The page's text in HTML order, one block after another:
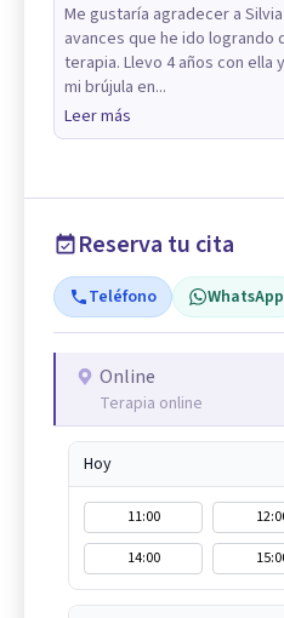
Me gustaría agradecer a
avances que he ido logrando
terapia. Llevo 4 años con ella
mi brújula en...
Leer más
Reserva tu cita
Teléfono WhatsApp
Online
Terapia online
Hoy
11:00
14:00